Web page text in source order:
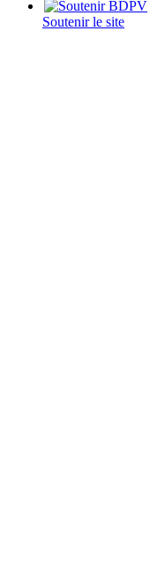
Soutenir le site